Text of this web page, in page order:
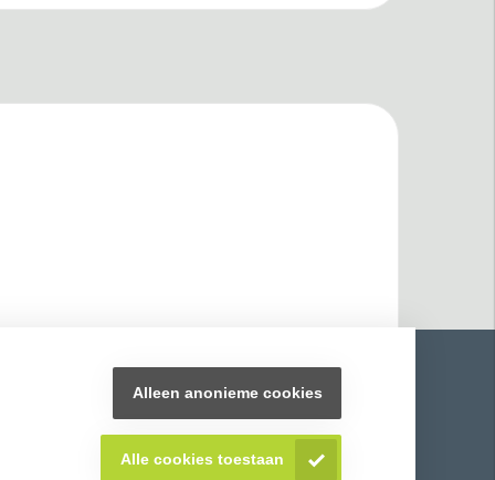
Alleen anonieme cookies
Alle cookies toestaan